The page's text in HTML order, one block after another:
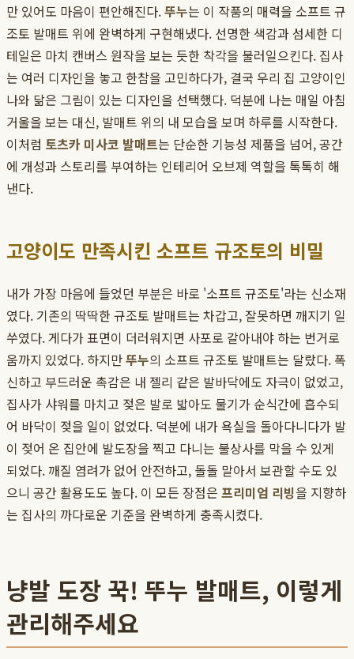
만 있어도 마음이 편안해진다.뚜누는 이 작품의 매력을 소프트 규
조토 발매트 위에 완벽하게 구현해냈다. 선명한 색감과 섬세한 디
테일은 마치 캔버스 원작을 보는 듯한 착각을 불러일으킨다. 집사
는 여러 디자인을 놓고 한참을 고민하다가, 결국 우리 집 고양이인
나와 닮은 그림이 있는 디자인을 선택했다. 덕분에 나는 매일 아침
거울을 보는 대신, 발매트 위의 내 모습을 보며 하루를 시작한다.
이처럼 토츠카 미사코 발매트는 단순한 기능성 제품을 넘어, 공간
에 개성과 스토리를 부여하는 인테리어 오브제 역할을 톡톡히 해
낸다.
고양이도 만족시킨 소프트 규조토의 비밀
내가 가장 마음에 들었던 부분은 바로 '소프트 규조토'라는 신소재
였다. 기존의 딱딱한 규조토 발매트는 차갑고, 잘못하면 깨지기 일
쑤였다. 게다가 표면이 더러워지면 사포로 갈아내야 하는 번거로
움까지 있었다. 하지만뚜누의 소프트 규조토 발매트는 달랐다. 폭
신하고 부드러운 촉감은 내 젤리 같은 발바닥에도 자극이 없었고,
집사가 샤워를 마치고 젖은 발로 밟아도 물기가 순식간에 흡수되
어 바닥이 젖을 일이 없었다. 덕분에 내가 욕실을 돌아다니다가 발
이 젖어 온 집안에 발도장을 찍고 다니는 불상사를 막을 수 있게
되었다. 깨질 염려가 없어 안전하고, 돌돌 말아서 보관할 수도 있
으니 공간 활용도도 높다. 이 모든 장점은 프리미엄 리빙을 지향하
는 집사의 까다로운 기준을 완벽하게 충족시켰다.
냥발 도장 꾹! 뚜누 발매트, 이렇게
관리해주세요